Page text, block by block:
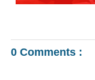
0 Comments :